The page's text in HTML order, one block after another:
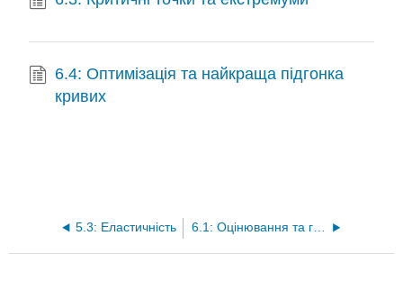
6.4: Оптимізація та найкраща підгонка
кривих
5.3: Еластичність 6.1: Оцінювання та графічне відображення функцій декількох змінних